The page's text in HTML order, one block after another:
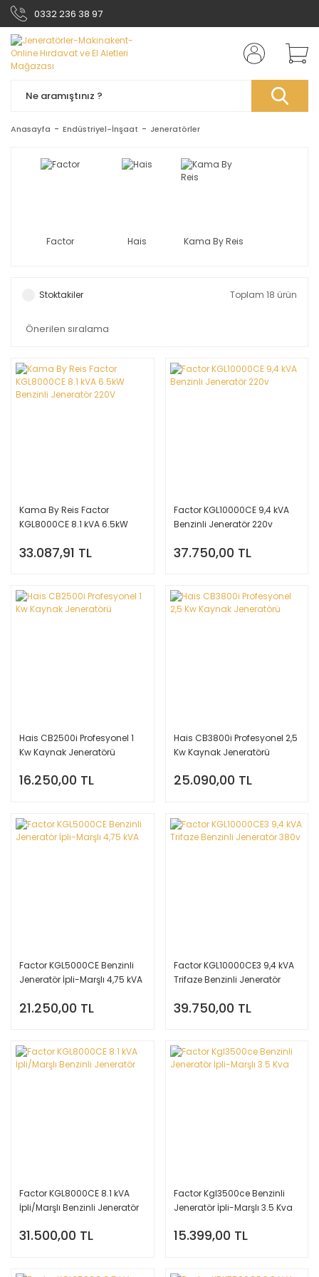
0332 236 38 97
Anasayfa Endüstriyel-İnşaat Jeneratörler
Factor Hais Kama By Reis
Stoktakiler Toplam 18 ürün
Kama By Reis Factor
KGL8000CE 8.1 kVA 6.5kW
33.087,91 TL
Factor KGL10000CE 9,4 kVA
Benzinli Jeneratör 220v
37.750,00 TL
Hais CB2500i Profesyonel 1
Kw Kaynak Jeneratörü
16.250,00 TL
Hais CB3800i Profesyonel 2,5
Kw Kaynak Jeneratörü
25.090,00 TL
Factor KGL5000CE Benzinli
Jeneratör İpli-Marşlı 4,75 kVA
21.250,00 TL
Factor KGL10000CE3 9,4 kVA
Trifaze Benzinli Jeneratör
39.750,00 TL
Factor KGL8000CE 8.1 kVA
İpli/Marşlı Benzinli Jeneratör
31.500,00 TL
Factor Kgl3500ce Benzinli
Jeneratör İpli-Marşlı 3.5 Kva
15.399,00 TL